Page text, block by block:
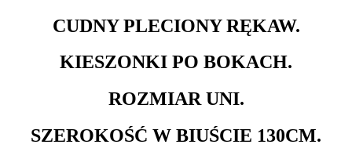
CUDNY PLECIONY RĘKAW.
KIESZONKI PO BOKACH.
ROZMIAR UNI.
SZEROKOŚĆ W BIUŚCIE 130CM.